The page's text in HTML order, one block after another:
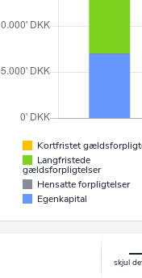
Kortfristet
Langfristede
gældsforpligtelser
Hensatte forpligtelser
Egenkapital